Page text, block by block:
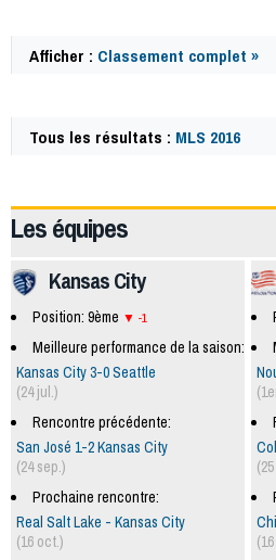
Afficher : Classement complet »
Tous les résultats : MLS 2016
Les équipes
Kansas City
Position: 9ème -1
Meilleure performance de la saison:
Kansas City 3-0 Seattle
(24 jul.)
Rencontre précédente:
San José 1-2 Kansas City
(24 sep.)
Prochaine rencontre:
Real Salt Lake - Kansas City
(16 oct.)